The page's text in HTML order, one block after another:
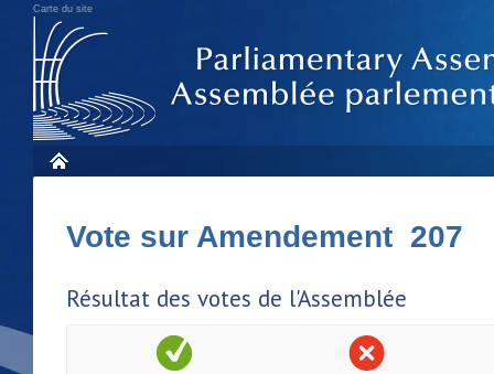
Carte du site
Vote sur Amendement 207
Résultat des votes de l'Assemblée